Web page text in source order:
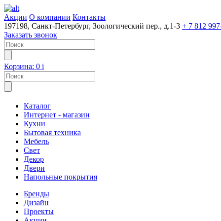
Акции О компании Контакты
197198, Санкт-Петербург, Зоологический пер., д.1-3 + 7 812
Заказать звонок
Корзина: 0 i
Каталог
Интернет - магазин
Кухни
Бытовая техника
Мебель
Свет
Декор
Двери
Напольные покрытия
Бренды
Дизайн
Проекты